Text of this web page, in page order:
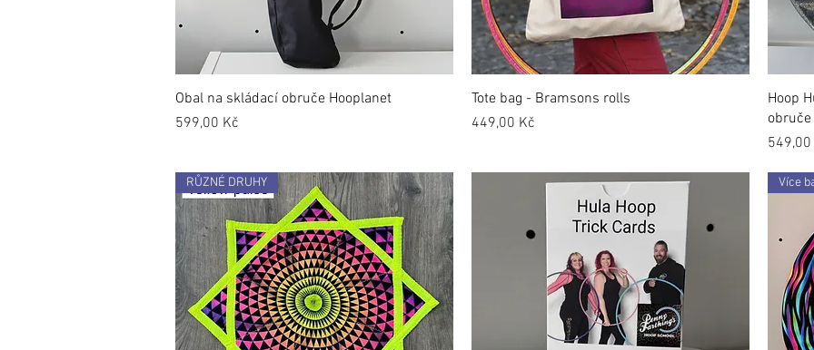
Obal na skládací obruče Hooplanet
Cena
599,00 Kč
Tote bag - Bramsons rolls
Cena
449,00 Kč
Hoop
obruče
Cena
549,00
RŮZNÉ DRUHY Více